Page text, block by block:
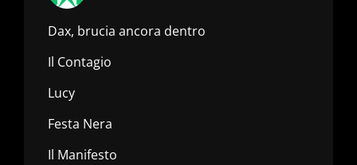
Dax, brucia ancora dentro
Il Contagio
Lucy
Festa Nera
Il Manifesto